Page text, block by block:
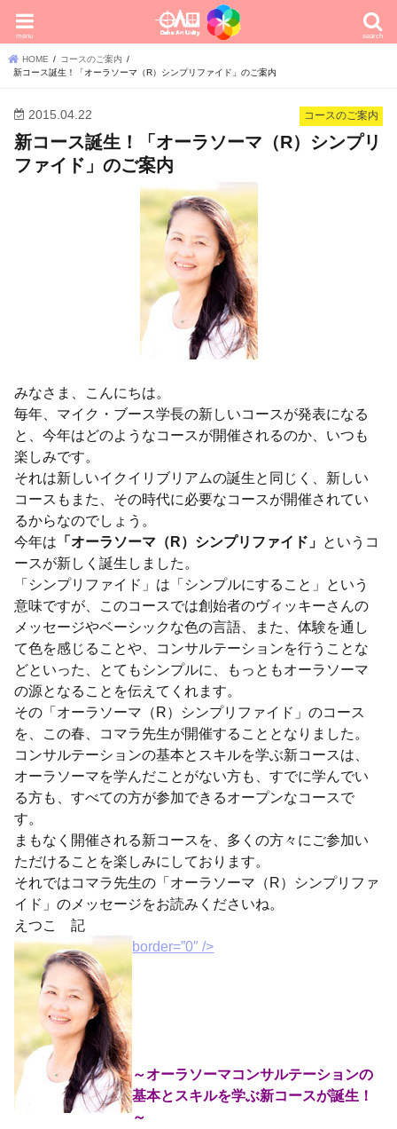
search
menu
HOME
コースのご案内
新コース誕生！「オーラソーマ（R）シンプリファイド」のご案内
コースのご案内
2015.04.22
新コース誕生！「オーラソーマ（R）シンプリ
ファイド」のご案内
みなさま、こんにちは。
毎年、マイク・ブース学長の新しいコースが発表になる
と、今年はどのようなコースが開催されるのか、いつも
楽しみです。
それは新しいイクイリブリアムの誕生と同じく、新しい
コースもまた、その時代に必要なコースが開催されてい
るからなのでしょう。
今年は 「オーラソーマ（R）シンプリファイド」 というコ
ースが新しく誕生しました。
「シンプリファイド」は「シンプルにすること」という
意味ですが、このコースでは創始者のヴィッキーさんの
メッセージやベーシックな色の言語、また、体験を通し
て色を感じることや、コンサルテーションを行うことな
どといった、とてもシンプルに、もっともオーラソーマ
の源となることを伝えてくれます。
その「オーラソーマ（R）シンプリファイド」のコース
を、この春、コマラ先生が開催することとなりました。
コンサルテーションの基本とスキルを学ぶ新コースは、
オーラソーマを学んだことがない方も、すでに学んでい
る方も、すべての方が参加できるオープンなコースで
す。
まもなく開催される新コースを、多くの方々にご参加い
ただけることを楽しみにしております。
それではコマラ先生の「オーラソーマ（R）シンプリファ
イド」のメッセージをお読みくださいね。
えつこ 記
border=”0″ />
～オーラソーマコンサルテーションの
基本とスキルを学ぶ新コースが誕生！
～